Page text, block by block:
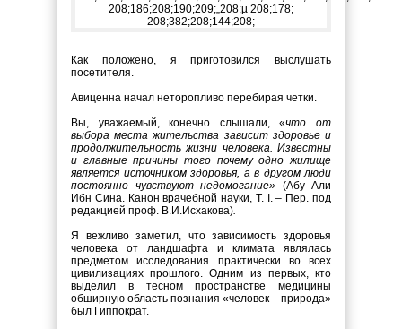
Как положено, я приготовился выслушать
посетителя.
Авиценна начал неторопливо перебирая четки.
Вы, уважаемый, конечно слышали, «что от
выбора места жительства зависит здоровье и
продолжительность жизни человека. Известны
и главные причины того почему одно жилище
является источником здоровья, а в другом люди
постоянно чувствуют недомогание» (Абу Али
Ибн Сина. Канон врачебной науки, Т. I. – Пер. под
редакцией проф. В.И.Исхакова).
Я вежливо заметил, что зависимость здоровья
человека от ландшафта и климата являлась
предметом исследования практически во всех
цивилизациях прошлого. Одним из первых, кто
выделил в тесном пространстве медицины
обширную область познания «человек – природа»
был Гиппократ.